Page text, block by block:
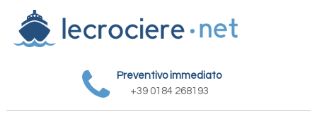
Preventivo immediato
+39 0184 268193